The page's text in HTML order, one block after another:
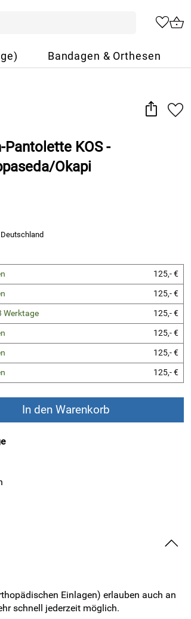
Bandagen & Orthesen
Pantolette KOS -
Okapi
125,- €
125,- €
Werktage
125,- €
125,- €
125,- €
125,- €
In den Warenkorb
Einlagen) erlauben auch an
schnell jederzeit möglich.